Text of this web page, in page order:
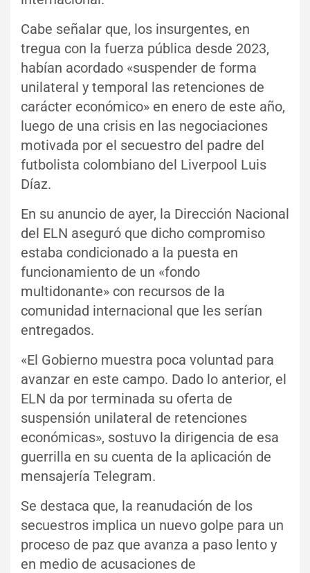
Cabe señalar que, los insurgentes, en
tregua con la fuerza pública desde 2023,
habían acordado «suspender de forma
unilateral y temporal las retenciones de
carácter económico» en enero de este año,
luego de una crisis en las negociaciones
motivada por el secuestro del padre del
futbolista colombiano del Liverpool Luis
Díaz.
En su anuncio de ayer, la Dirección Nacional
del ELN aseguró que dicho compromiso
estaba condicionado a la puesta en
funcionamiento de un «fondo
multidonante» con recursos de la
comunidad internacional que les serían
entregados.
«El Gobierno muestra poca voluntad para
avanzar en este campo. Dado lo anterior, el
ELN da por terminada su oferta de
suspensión unilateral de retenciones
económicas», sostuvo la dirigencia de esa
guerrilla en su cuenta de la aplicación de
mensajería Telegram.
Se destaca que, la reanudación de los
secuestros implica un nuevo golpe para un
proceso de paz que avanza a paso lento y
en medio de acusaciones de